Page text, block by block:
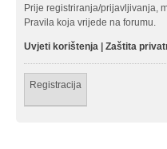
Prije registriranja/prijavljivanja,
Pravila koja vrijede na forumu.
Uvjeti korištenja | Zaštita
Registracija